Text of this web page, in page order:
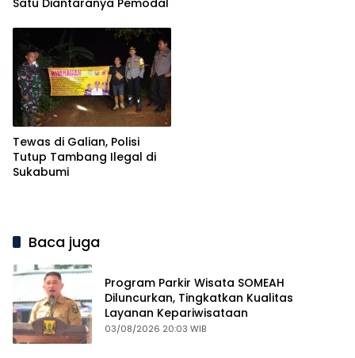
Tewas di Galian, Polisi
Tutup Tambang Ilegal di
Sukabumi
Baca juga
Program Parkir Wisata SOMEAH
Diluncurkan, Tingkatkan Kualitas
Layanan Kepariwisataan
03/08/2026 20:03 WIB